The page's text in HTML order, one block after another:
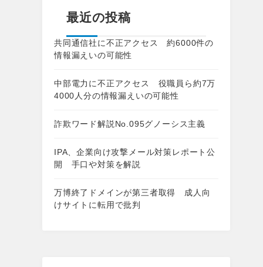
最近の投稿
共同通信社に不正アクセス 約6000件の
情報漏えいの可能性
中部電力に不正アクセス 役職員ら約7万
4000人分の情報漏えいの可能性
詐欺ワード解説No.095グノーシス主義
IPA、企業向け攻撃メール対策レポート公
開 手口や対策を解説
万博終了ドメインが第三者取得 成人向
けサイトに転用で批判